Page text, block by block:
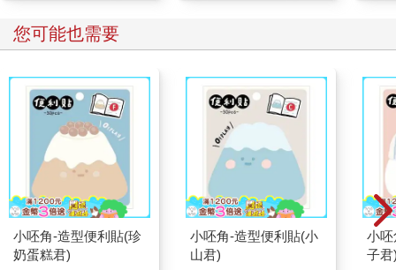
親友的支持與理解，這項計畫不可能成功。
成真。他累積了十一年古典藝術的訓練，以及九年間兩百多場國
際雕塑季、座談會、展覽的歷練，再加上四年來遍覽群籍、鑽研
人體解剖學、繪製圖片的努力，本書才得以出版問世。（摘自
《藝用3D人體解剖書：認識人體結構與造型》內文）
您可能也需要
小呸角-造型便利貼(珍
奶蛋糕君)
小呸角-造型便利貼(小
山君)
小
子君